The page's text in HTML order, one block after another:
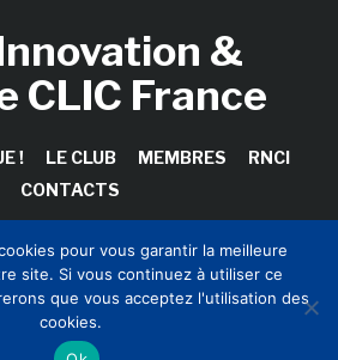
&
CLIC France
! LE CLUB MEMBRES
RNCI
CONTACTS
Innovation & Culture CLIC France /
Sinapses Conseils
pour vous garantir la meilleure
site. Si vous continuez à utiliser ce
que vous acceptez l'utilisation des
cookies.